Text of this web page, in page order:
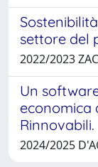
settore del
2022/2023
Un
economica
Rinnovabili.
2024/2025